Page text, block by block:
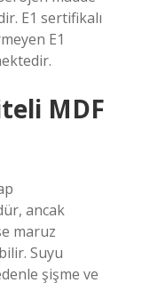
E1 sertifikalı
E1
MDF
ancak
maruz
Suyu
şişme ve